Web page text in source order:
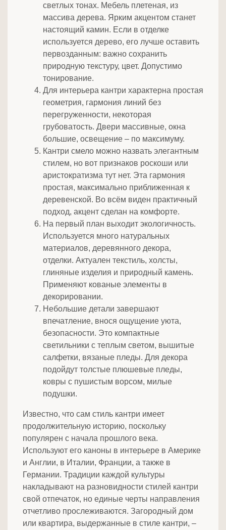
светлых тонах. Мебель плетеная, из
массива дерева. Ярким акцентом станет
настоящий камин. Если в отделке
используется дерево, его лучше оставить
первозданным: важно сохранить
природную текстуру, цвет. Допустимо
тонирование.
Для интерьера кантри характерна простая
геометрия, гармония линий без
перегруженности, некоторая
грубоватость. Двери массивные, окна
большие, освещение – по максимуму.
Кантри смело можно назвать элегантным
стилем, но вот признаков роскоши или
аристократизма тут нет. Эта гармония
простая, максимально приближенная к
деревенской. Во всём виден практичный
подход, акцент сделан на комфорте.
На первый план выходит экологичность.
Используется много натуральных
материалов, деревянного декора,
отделки. Актуален текстиль, холсты,
глиняные изделия и природный камень.
Применяют кованые элементы в
декорировании.
Небольшие детали завершают
впечатление, внося ощущение уюта,
безопасности. Это компактные
светильники с теплым светом, вышитые
салфетки, вязаные пледы. Для декора
подойдут толстые плюшевые пледы,
ковры с пушистым ворсом, милые
подушки.
Известно, что сам стиль кантри имеет
продолжительную историю, поскольку
популярен с начала прошлого века.
Используют его каноны в интерьере в Америке
и Англии, в Италии, Франции, а также в
Германии. Традиции каждой культуры
накладывают на разновидности стилей кантри
свой отпечаток, но единые черты направления
отчетливо прослеживаются. Загородный дом
или квартира, выдержанные в стиле кантри, –